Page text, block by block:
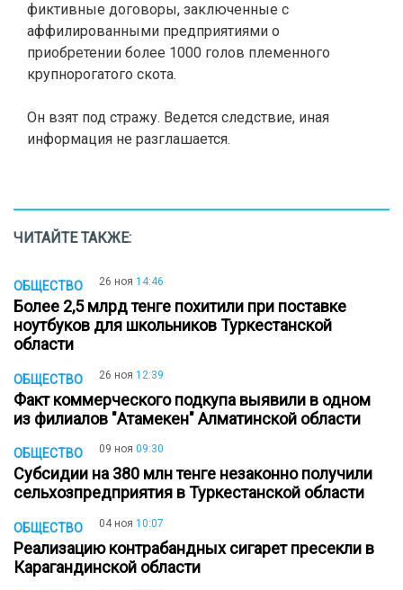
фиктивные договоры, заключенные с
аффилированными предприятиями о
приобретении более 1000 голов племенного
крупнорогатого скота.
Он взят под стражу. Ведется следствие, иная
информация не разглашается.
ЧИТАЙТЕ ТАКЖЕ:
ОБЩЕСТВО 26 ноя 14:46
Более 2,5 млрд тенге похитили при поставке
ноутбуков для школьников Туркестанской
области
ОБЩЕСТВО 26 ноя 12:39
Факт коммерческого подкупа выявили в одном
из филиалов "Атамекен" Алматинской области
ОБЩЕСТВО 09 ноя 09:30
Cубсидии на 380 млн тенге незаконно получили
сельхозпредприятия в Туркестанской области
ОБЩЕСТВО 04 ноя 10:07
Реализацию контрабандных сигарет пресекли в
Карагандинской области